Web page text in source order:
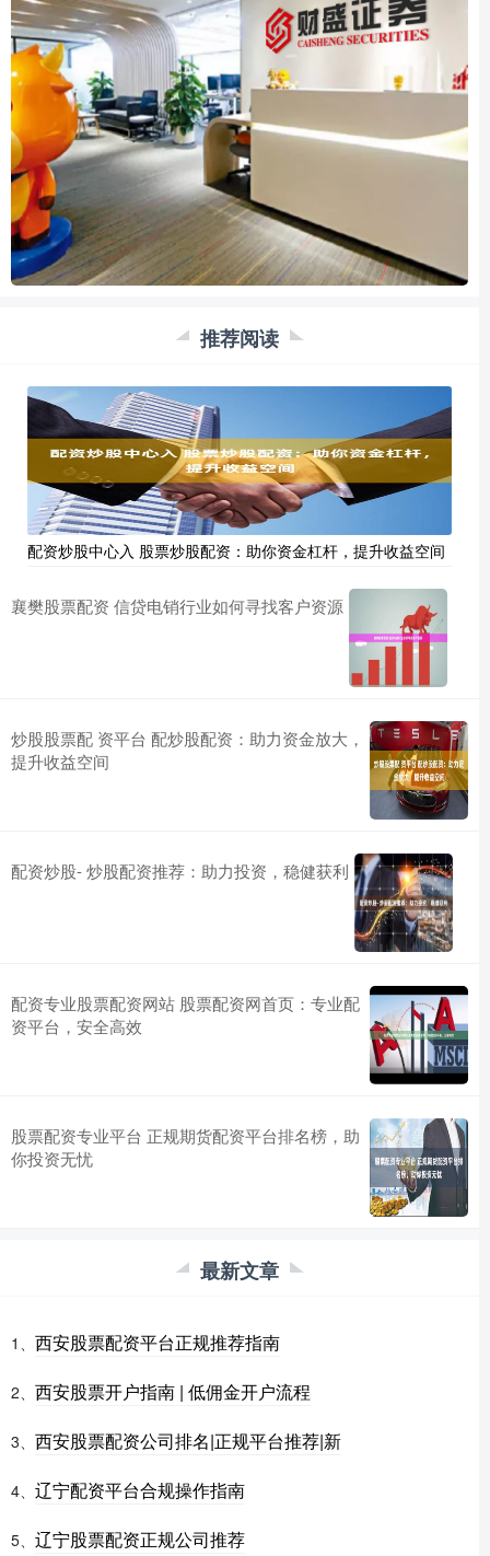
推荐阅读
配资炒股中心入 股票炒股配资：助你资金杠杆，提升收益空间
襄樊股票配资 信贷电销行业如何寻找客户资源
炒股股票配 资平台 配炒股配资：助力资金放大，
提升收益空间
配资炒股- 炒股配资推荐：助力投资，稳健获利
配资专业股票配资网站 股票配资网首页：专业配
资平台，安全高效
股票配资专业平台 正规期货配资平台排名榜，助
你投资无忧
最新文章
1、 西安股票配资平台正规推荐指南
2、 西安股票开户指南 | 低佣金开户流程
3、 西安股票配资公司排名|正规平台推荐|新
4、 辽宁配资平台合规操作指南
5、 辽宁股票配资正规公司推荐